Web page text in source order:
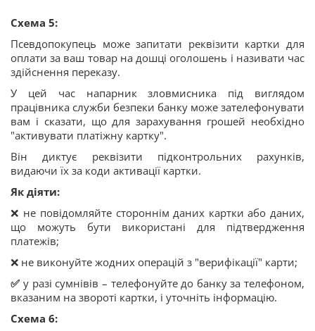
Схема 5:
Псевдопокупець може запитати реквізити картки для
оплати за ваш товар на дошці оголошень і називати час
здійснення переказу.
У цей час напарник зловмисника під виглядом
працівника служби безпеки банку може зателефонувати
вам і сказати, що для зарахування грошей необхідно
"активувати платіжну картку".
Він диктує реквізити підконтрольних рахунків,
видаючи їх за коди активації картки.
Як діяти:
❌ не повідомляйте стороннім даних картки або даних,
що можуть бути використані для підтвердження
платежів;
❌ не виконуйте жодних операцій з "верифікації" карти;
✅ у разі сумнівів – телефонуйте до банку за телефоном,
вказаним на звороті картки, і уточніть інформацію.
Схема 6: